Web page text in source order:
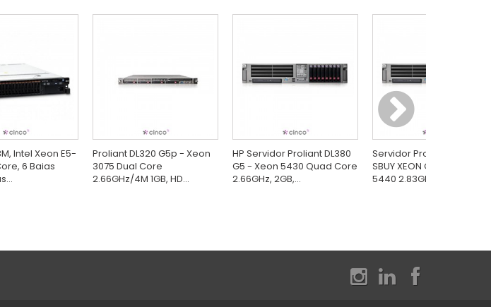
Intel Xeon E5-
6 Baias
Proliant DL320 G5p - Xeon
3075 Dual Core
2.66GHz/4M 1GB, HD...
HP Servidor Proliant DL380
G5 - Xeon 5430 Quad Core
2.66GHz, 2GB,...
Servidor Proliant DL380 G5
SBUY XEON Quad Core
5440 2.83GHz...